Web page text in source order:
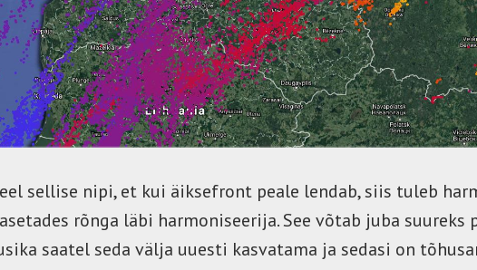
sellise nipi, et kui äiksefront peale lendab, siis tuleb
rõnga läbi harmoniseerija. See võtab juba suureks
saatel seda välja uuesti kasvatama ja sedasi on